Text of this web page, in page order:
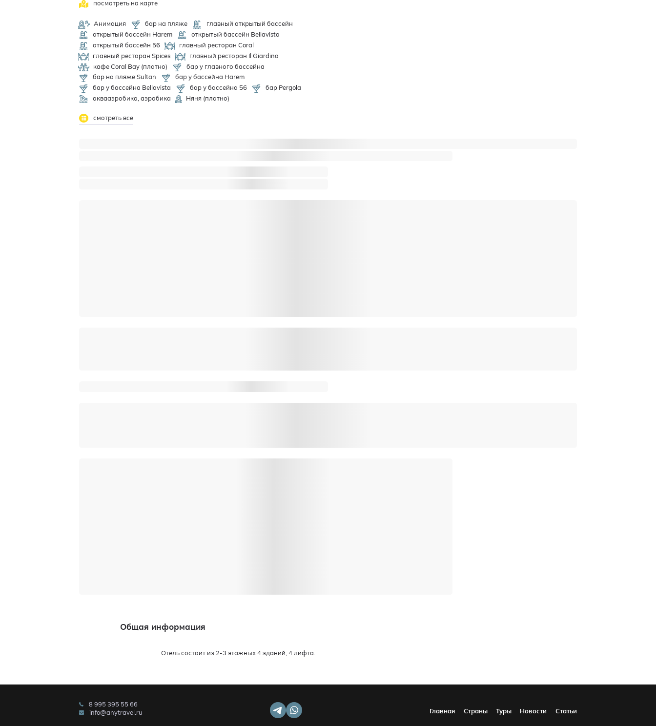
посмотреть на карте
Анимация бар на пляже
главный открытый бассейн
открытый бассейн Harem
открытый бассейн Bellavista
открытый бассейн 56
главный ресторан Coral
главный ресторан Spices
главный ресторан Il Giardino
кафе Coral Bay (платно)
бар у главного бассейна
бар на пляже Sultan
бар у бассейна Harem
бар у бассейна Bellavista
бар у бассейна 56
бар Pergola
аквааэробика, аэробика
Няня (платно)
смотреть все
Общая информация
Отель состоит из 2-3 этажных 4 зданий, 4 лифта.
8 995 395 55 66
info@anytravel.ru
Главная Страны Туры Новости Статьи